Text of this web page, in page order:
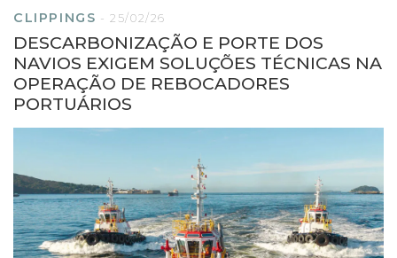
CLIPPINGS - 25/02/26
DESCARBONIZAÇÃO E PORTE DOS
NAVIOS EXIGEM SOLUÇÕES TÉCNICAS NA
OPERAÇÃO DE REBOCADORES
PORTUÁRIOS